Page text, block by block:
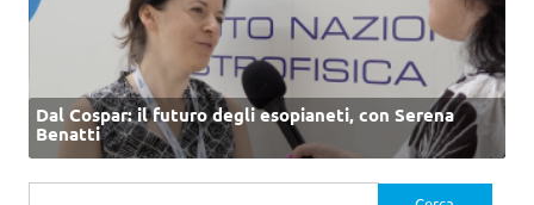
Dal Cospar: il futuro degli esopianeti, con Serena
Benatti